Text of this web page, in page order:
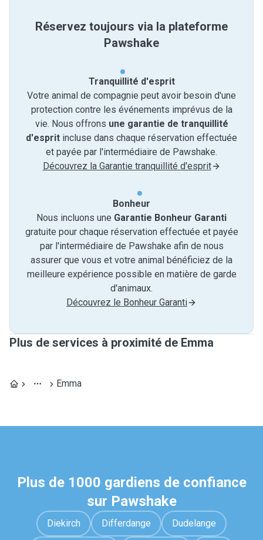
Réservez toujours via la plateforme
Pawshake
Tranquillité d'esprit
Votre animal de compagnie peut avoir besoin d'une
protection contre les événements imprévus de la
vie. Nous offrons une garantie de tranquillité
d'esprit incluse dans chaque réservation effectuée
et payée par l'intermédiaire de Pawshake.
Découvrez la Garantie tranquillité d'esprit
Bonheur
Nous incluons une Garantie Bonheur Garanti
gratuite pour chaque réservation effectuée et payée
par l'intermédiaire de Pawshake afin de nous
assurer que vous et votre animal bénéficiez de la
meilleure expérience possible en matière de garde
d'animaux.
Découvrez le Bonheur Garanti
Plus de services à proximité de Emma
Emma
Plus de 1000 gardiens de confiance
sur Pawshake
Diekirch Differdange Dudelange